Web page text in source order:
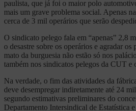
paulista, que já foi o maior polo
mais um grave problema social. Apenas
cerca de 3 mil operários que serão
O sindicato pelego fala em “apenas” 2,8
o desastre sobre os operários e agradar os
mato da burguesia não estão só nos
também nos sindicatos pelegos da CUT e
Na verdade, o fim das atividades da
deve desempregar indiretamente até 24
segundo estimativas preliminares do
Departamento Intersindical de Estatística